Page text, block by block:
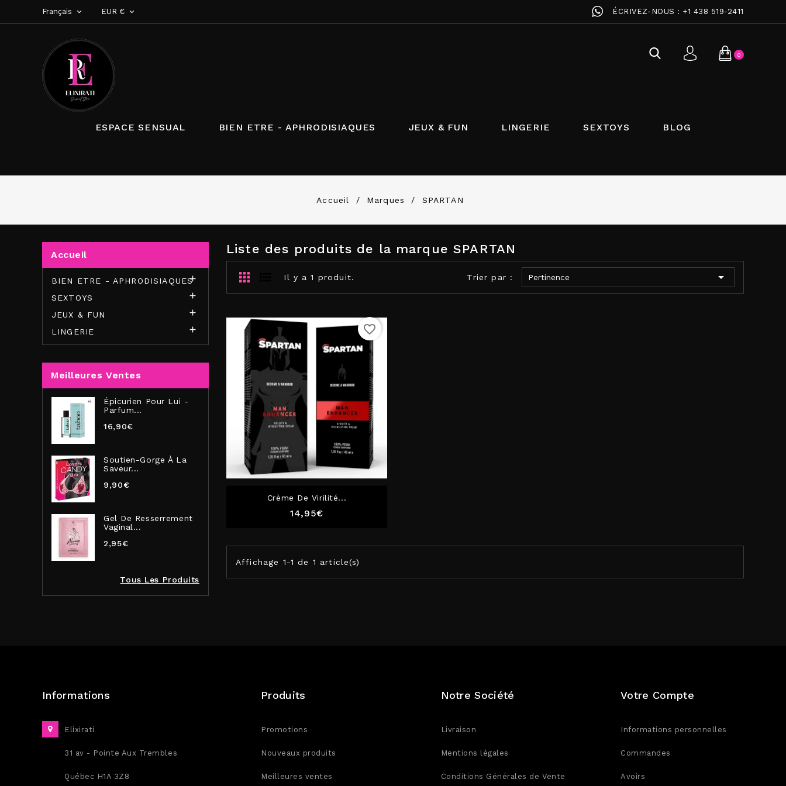
Français  EUR €  ÉCRIVEZ-NOUS : +1 438 519-2411
0
ESPACE SENSUAL BIEN ETRE - APHRODISIAQUES JEUX & FUN LINGERIE SEXTOYS BLOG
Accueil Marques SPARTAN
Accueil
BIEN ETRE - APHRODISIAQUES

SEXTOYS 
JEUX & FUN 
LINGERIE 
Meilleures Ventes
Épicurien Pour Lui -
Parfum...
16,90€
Soutien-Gorge À La
Saveur...
9,90€
Gel De Resserrement
Vaginal...
2,95€
Tous Les Produits
Liste des produits de la marque SPARTAN
Il y a 1 produit. Trier par : Pertinence 
Crème De Virilité...
14,95€Prix
favorite_border
Affichage 1-1 de 1 article(s)
Informations
Elixirati
31 av - Pointe Aux Trembles
Québec H1A 3Z8
Produits
Promotions
Nouveaux produits
Meilleures ventes
Notre Société
Livraison
Mentions légales
Conditions Générales de Vente
Votre Compte
Informations personnelles
Commandes
Avoirs